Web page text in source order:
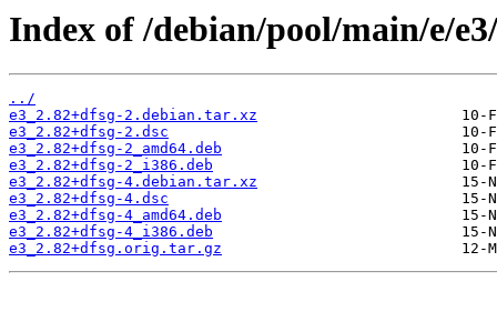
Index of /debian/pool/main/e/e3/
../
e3_2.82+dfsg-2.debian.tar.xz
e3_2.82+dfsg-2.dsc
e3_2.82+dfsg-2_amd64.deb
e3_2.82+dfsg-2_i386.deb
e3_2.82+dfsg-4.debian.tar.xz
e3_2.82+dfsg-4.dsc
e3_2.82+dfsg-4_amd64.deb
e3_2.82+dfsg-4_i386.deb
e3_2.82+dfsg.orig.tar.gz